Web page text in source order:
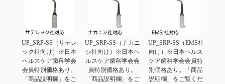
UP_SRP-SS（サテレ
ック社向け）※日本
ヘルスケア歯科学会
会員特別価格あり。
「商品説明欄」をご
UP_SRP-SS（ナカニ
シ社向け）※日本ヘ
ルスケア歯科学会会
員特別価格あり。
「商品説明欄」をご
UP_SRP-SS（EMS社
向け）※日本ヘルス
ケア歯科学会会員特
別価格あり。「商品
説明欄」をご覧くだ